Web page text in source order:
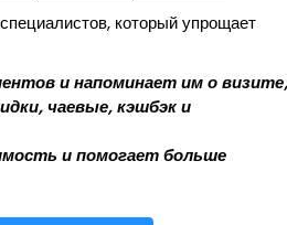
который упрощает
и напоминает им о
чаевые, кэшбэк и
и помогает больше